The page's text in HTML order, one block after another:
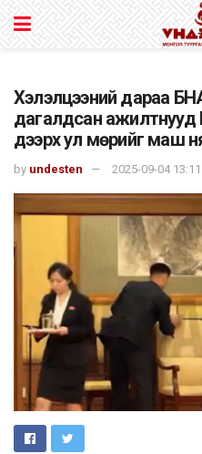
Хэлэлцээний дараа
дагалдсан ажилтнууд
дээрх ул мөрийг маш
by undesten 2025-09-04 13:11